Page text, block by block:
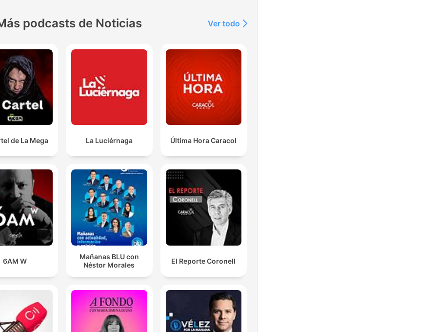
podcasts de Noticias Ver todo
de La Mega La Luciérnaga Última Hora Caracol
6AM W
Mañanas BLU con
Néstor Morales
El Reporte Coronell